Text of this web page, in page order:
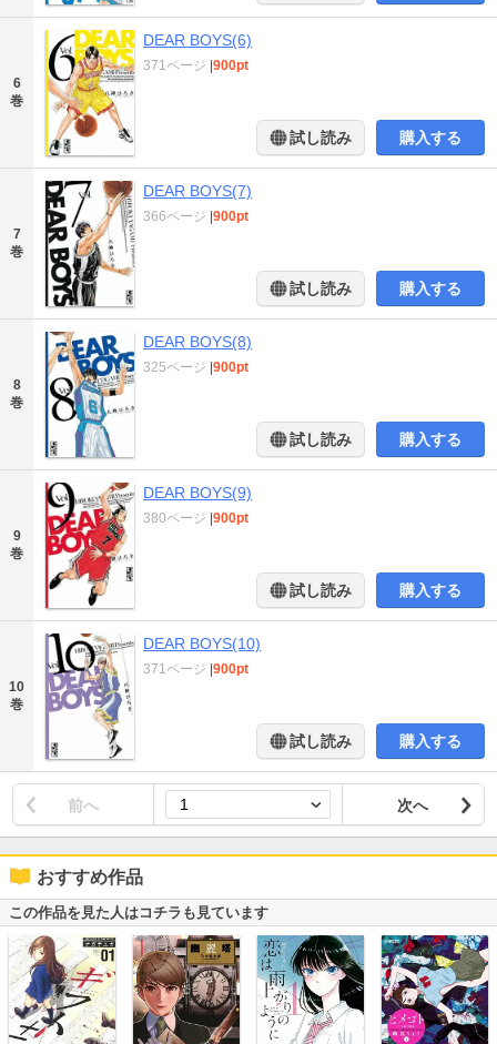
6
巻
DEAR BOYS(6)
371ページ 900pt
試し読み 購入する
7
巻
DEAR BOYS(7)
366ページ 900pt
試し読み 購入する
8
巻
DEAR BOYS(8)
325ページ 900pt
試し読み 購入する
9
巻
DEAR BOYS(9)
380ページ 900pt
試し読み 購入する
10
巻
DEAR BOYS(10)
371ページ 900pt
試し読み 購入する
前へ 次へ
おすすめ作品
この作品を見た人はコチラも見ています